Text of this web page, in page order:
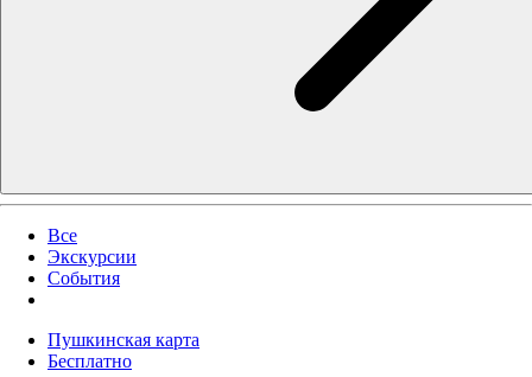
Все
Экскурсии
События
Пушкинская карта
Бесплатно